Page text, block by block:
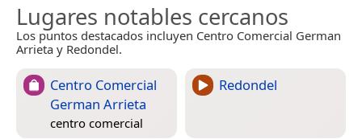
Lugares notables cercanos
Los puntos destacados incluyen Centro Comercial German
Arrieta y Redondel.
Centro Comercial
German Arrieta
centro comercial
Redondel